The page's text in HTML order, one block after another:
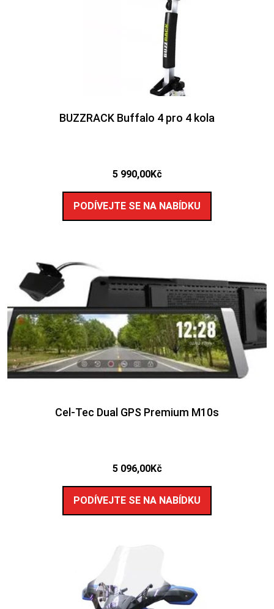
BUZZRACK Buffalo 4 pro 4 kola
5 990,00Kč
PODÍVEJTE SE NA NABÍDKU
Cel-Tec Dual GPS Premium M10s
5 096,00Kč
PODÍVEJTE SE NA NABÍDKU